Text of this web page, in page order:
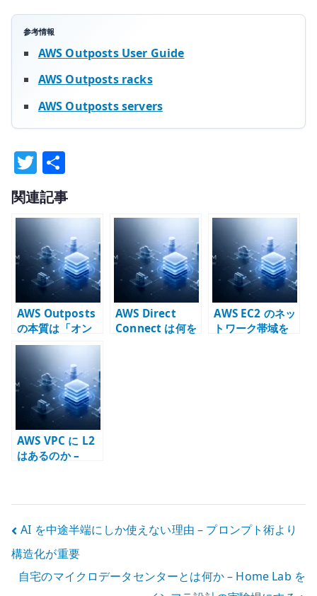
参考情報
AWS Outposts User Guide
AWS Outposts racks
AWS Outposts servers
T
w
it
te
r
有
関連記事
AWS Outposts
の本質は「オン
プレ AWS」では
なく、責任分界
を変えるインフ
ラである
AWS Direct
Connect は何を
AWS EC2 のネッ
トワーク帯域を
AWS VPC に L2
はあるのか –
投
稿
AI を中途半端にしか使えない理由 – プロンプト術より
構造化が重要
自宅のマイクロデータセンターとは何か – Home Lab を